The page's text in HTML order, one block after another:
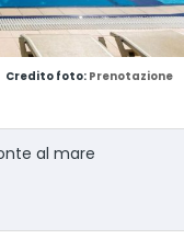
Credito foto: Prenotazione
al mare